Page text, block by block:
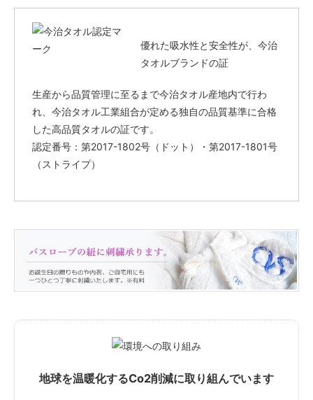
優れた吸水性と安全性が、今治
タオルブランドの証
生産から品質管理に至るまで今治タオル産地内で行わ
れ、今治タオル工業組合が定める独自の品質基準に合格
した高品質タオルの証です。
認定番号：第2017-1802号（ドット）・第2017-1801号
（ストライプ）
地球を温暖化するCo2削減に取り組んでいます